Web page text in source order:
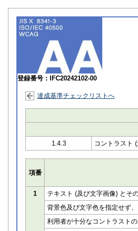
登録番号：IFC20242102-00
達成基準チェックリストへ
1.4.3
コントラスト
項番
1
テキスト (及び文字画像) とそ
背景色及び文字色を指定せず
利用者が十分なコントラスト